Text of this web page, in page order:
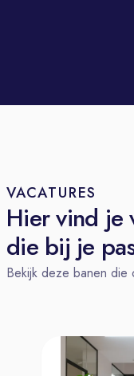
VACATURES
Hier vind je
die bij je
Bekijk deze banen die